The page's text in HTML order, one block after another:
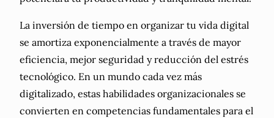
La inversión de tiempo en organizar tu vida digital
se amortiza exponencialmente a través de mayor
eficiencia, mejor seguridad y reducción del estrés
tecnológico. En un mundo cada vez más
digitalizado, estas habilidades organizacionales se
convierten en competencias fundamentales para el